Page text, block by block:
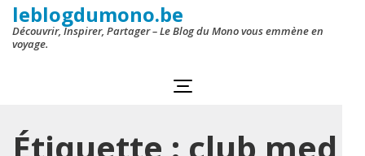
leblogdumono.be
Découvrir, Inspirer, Partager – Le Blog du Mono vous emmène en
voyage.